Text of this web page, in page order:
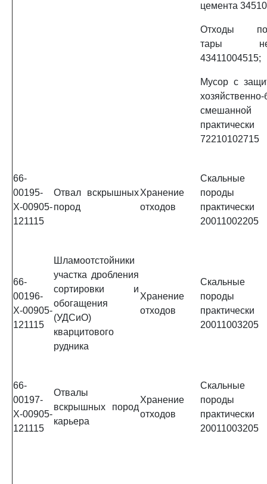
цемента
Отходы
тары
43411004515;
Мусор с
смешанной
72210102715
66-
00195-
Х-00905-
121115
Отвал вскрышных
пород
Хранение
отходов
Скальные
породы
20011002205
66-
00196-
Х-00905-
121115
Шламоотстойники
участка дробления
сортировки и
обогащения
(УДСиО)
кварцитового
рудника
Хранение
отходов
Скальные
породы
20011003205
66-
00197-
Х-00905-
121115
Отвалы
вскрышных пород
карьера
Хранение
отходов
Скальные
породы
20011003205